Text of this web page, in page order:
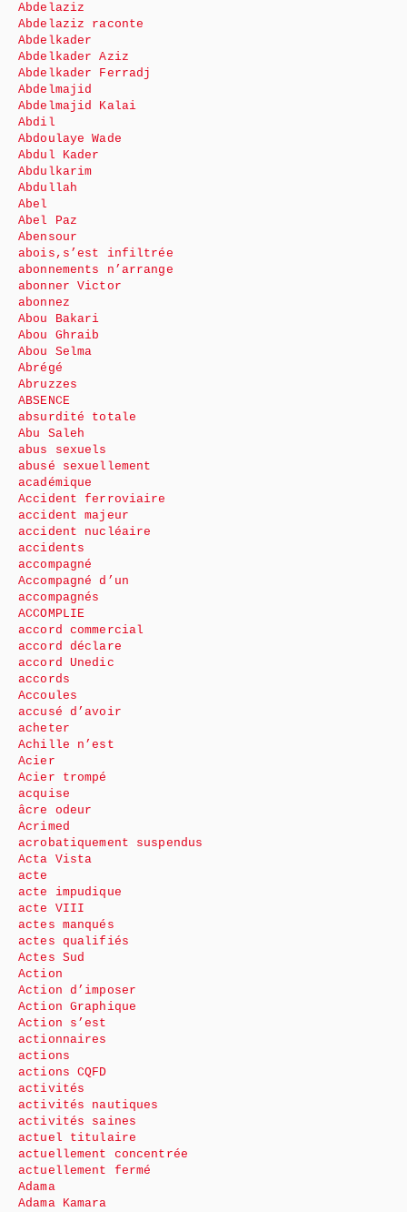
Abdelaziz
Abdelaziz raconte
Abdelkader
Abdelkader Aziz
Abdelkader Ferradj
Abdelmajid
Abdelmajid Kalai
Abdil
Abdoulaye Wade
Abdul Kader
Abdulkarim
Abdullah
Abel
Abel Paz
Abensour
abois,s’est infiltrée
abonnements n’arrange
abonner Victor
abonnez
Abou Bakari
Abou Ghraib
Abou Selma
Abrégé
Abruzzes
ABSENCE
absurdité totale
Abu Saleh
abus sexuels
abusé sexuellement
académique
Accident ferroviaire
accident majeur
accident nucléaire
accidents
accompagné
Accompagné d’un
accompagnés
ACCOMPLIE
accord commercial
accord déclare
accord Unedic
accords
Accoules
accusé d’avoir
acheter
Achille n’est
Acier
Acier trompé
acquise
âcre odeur
Acrimed
acrobatiquement suspendus
Acta Vista
acte
acte impudique
acte VIII
actes manqués
actes qualifiés
Actes Sud
Action
Action d’imposer
Action Graphique
Action s’est
actionnaires
actions
actions CQFD
activités
activités nautiques
activités saines
actuel titulaire
actuellement concentrée
actuellement fermé
Adama
Adama Kamara